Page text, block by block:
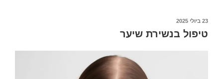
פורסם
23 ביולי 2025
טיפול בנשירת שיער